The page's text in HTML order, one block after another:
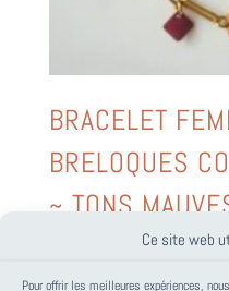
Ce site web
Pour offrir les meilleures expériences,
BRACELET
BRELOQUES
~ TONS